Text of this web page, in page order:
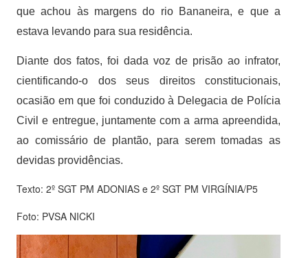
que achou às margens do rio Bananeira, e que a
estava levando para sua residência.
Diante dos fatos, foi dada voz de prisão ao infrator,
cientificando-o dos seus direitos constitucionais,
ocasião em que foi conduzido à Delegacia de Polícia
Civil e entregue, juntamente com a arma apreendida,
ao comissário de plantão, para serem tomadas as
devidas providências.
Texto: 2º SGT PM ADONIAS e 2º SGT PM VIRGÍNIA/P5
Foto: PVSA NICKI